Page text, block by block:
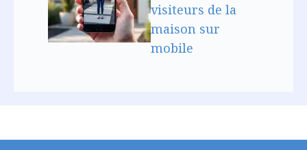
visiteurs de la
maison sur
mobile